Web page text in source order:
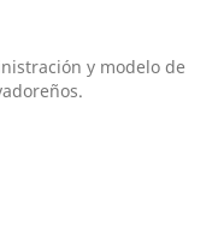
y modelo de